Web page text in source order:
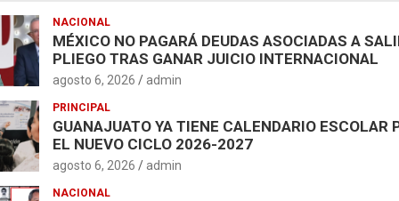
NACIONAL
MÉXICO NO PAGARÁ DEUDAS ASOCIADAS A
PLIEGO TRAS GANAR JUICIO INTERNACIONAL
agosto 6, 2026 admin
PRINCIPAL
GUANAJUATO YA TIENE CALENDARIO ESCOLAR
EL NUEVO CICLO 2026-2027
agosto 6, 2026 admin
NACIONAL